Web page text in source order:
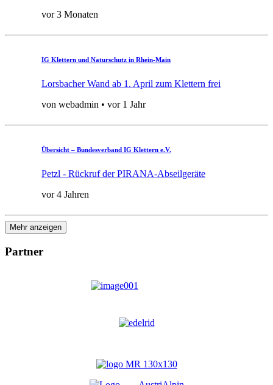
vor 3 Monaten
IG Klettern und Naturschutz in Rhein-Main
Lorsbacher Wand ab 1. April zum Klettern frei
von webadmin • vor 1 Jahr
Übersicht – Bundesverband IG Klettern e.V.
Petzl - Rückruf der PIRANA-Abseilgeräte
vor 4 Jahren
Mehr anzeigen
Partner